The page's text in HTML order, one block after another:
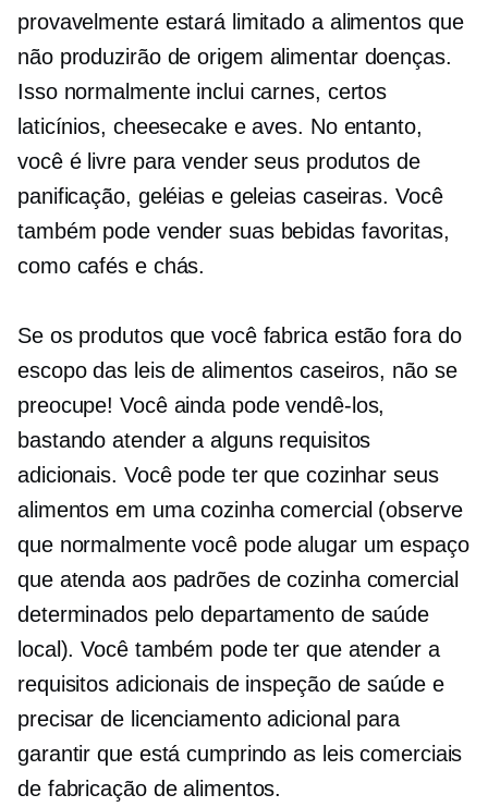
provavelmente estará limitado a alimentos que
não produzirão de origem alimentardoenças.
Isso normalmente inclui carnes, certos
laticínios, cheesecake e aves. No entanto,
você é livre para vender seus produtos de
panificação, geléias e geleias caseiras. Você
também pode vender suas bebidas favoritas,
como cafés e chás.
Se os produtos que você fabrica estão fora do
escopo das leis de alimentos caseiros, não se
preocupe! Você ainda pode vendê-los,
bastando atender a alguns requisitos
adicionais. Você pode ter que cozinhar seus
alimentos em uma cozinha comercial (observe
que normalmente você pode alugar um espaço
que atenda aos padrões de cozinha comercial
determinados pelo departamento de saúde
local). Você também pode ter que atender a
requisitos adicionais de inspeção de saúde e
precisar de licenciamento adicional para
garantir que está cumprindo as leis comerciais
de fabricação de alimentos.